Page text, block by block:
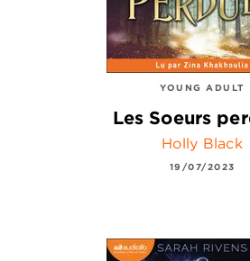
YOUNG ADULT
Les Soeurs
Holly Black
19/07/2023